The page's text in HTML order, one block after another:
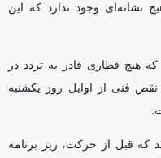
نشانه‌ای وجود ندارد که این
هیچ قطاری قادر به تردد در
فنی از اوایل روز یکشنبه
که قبل از حرکت، ریز برنامه